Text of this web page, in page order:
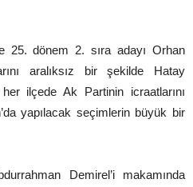
25. dönem 2. sıra adayı Orhan
aralıksız bir şekilde Hatay
ilçede Ak Partinin icraatlarını
yapılacak seçimlerin büyük bir
Demirel’i makamında